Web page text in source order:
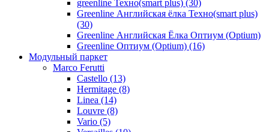
greenline Техно(smart plus) (30)
Greenline Английская ёлка Техно(smart plus)
(30)
Greenline Английская Ёлка Оптиум (Optium)
Greenline Оптиум (Optium) (16)
Модульный паркет
Marco Ferutti
Castello (13)
Hermitage (8)
Linea (14)
Louvre (8)
Vario (5)